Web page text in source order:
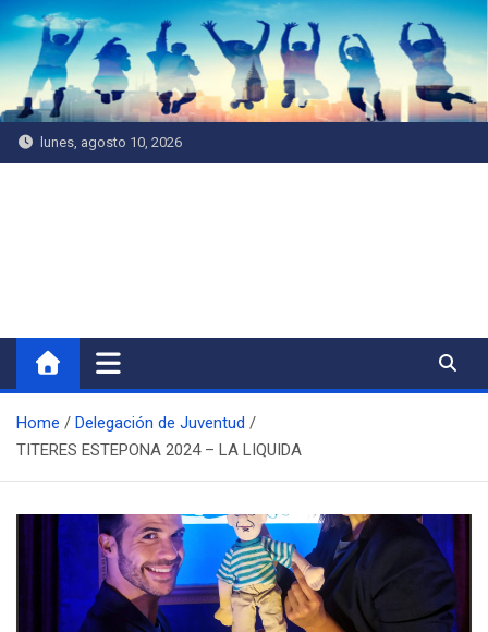
Saltar
al
contenido
lunes, agosto 10, 2026
Home
Delegación de Juventud
TITERES ESTEPONA 2024 – LA LIQUIDA